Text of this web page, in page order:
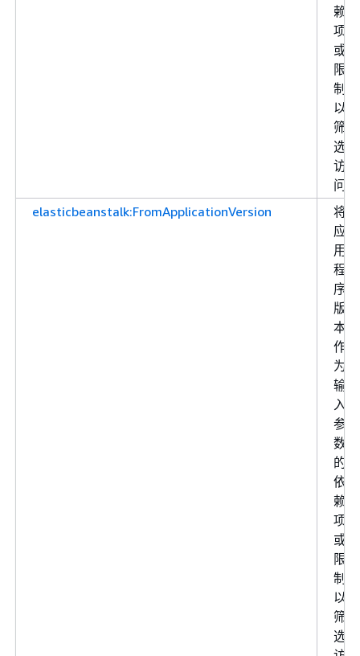
赖
项
或
限
制
以
筛
选
访
问
elasticbeanstalk:FromApplicationVersion
将
应
用
程
序
版
本
作
为
输
入
参
数
的
依
赖
项
或
限
制
以
筛
选